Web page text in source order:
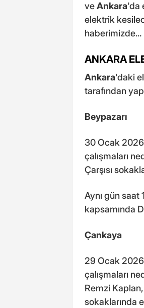
veAnkara'da
elektrik
haberimizde...
ANKARA
Ankara'daki
tarafından
Beypazarı
30 Ocak
çalışmaları
Çarşısı
Aynı gün saat
kapsamında
Çankaya
29 Ocak
çalışmaları
Remzi
sokaklarında